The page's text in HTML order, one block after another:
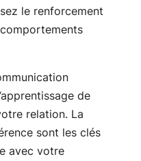
le renforcement
de
relation. La
sont les clés
avec votre